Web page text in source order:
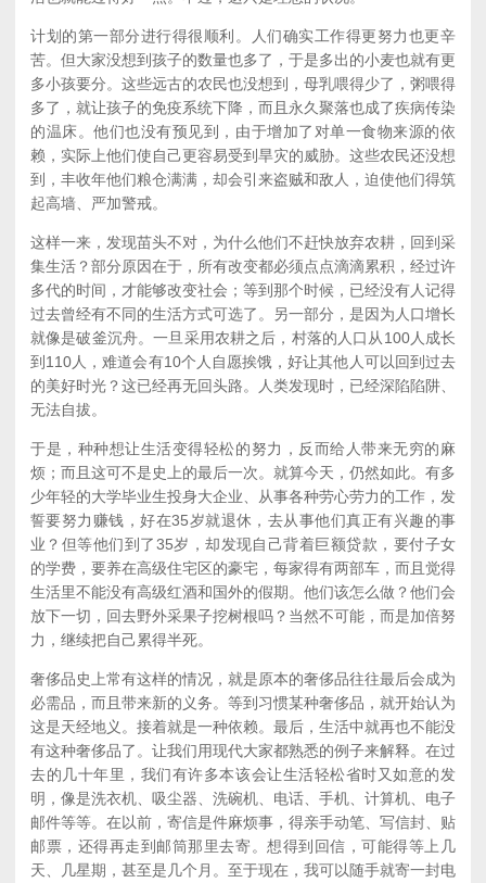
计划的第一部分进行得很顺利。人们确实工作得更努力也更辛
苦。但大家没想到孩子的数量也多了，于是多出的小麦也就有更
多小孩要分。这些远古的农民也没想到，母乳喂得少了，粥喂得
多了，就让孩子的免疫系统下降，而且永久聚落也成了疾病传染
的温床。他们也没有预见到，由于增加了对单一食物来源的依
赖，实际上他们使自己更容易受到旱灾的威胁。这些农民还没想
到，丰收年他们粮仓满满，却会引来盗贼和敌人，迫使他们得筑
起高墙、严加警戒。
这样一来，发现苗头不对，为什么他们不赶快放弃农耕，回到采
集生活？部分原因在于，所有改变都必须点点滴滴累积，经过许
多代的时间，才能够改变社会；等到那个时候，已经没有人记得
过去曾经有不同的生活方式可选了。另一部分，是因为人口增长
就像是破釜沉舟。一旦采用农耕之后，村落的人口从100人成长
到110人，难道会有10个人自愿挨饿，好让其他人可以回到过去
的美好时光？这已经再无回头路。人类发现时，已经深陷陷阱、
无法自拔。
于是，种种想让生活变得轻松的努力，反而给人带来无穷的麻
烦；而且这可不是史上的最后一次。就算今天，仍然如此。有多
少年轻的大学毕业生投身大企业、从事各种劳心劳力的工作，发
誓要努力赚钱，好在35岁就退休，去从事他们真正有兴趣的事
业？但等他们到了35岁，却发现自己背着巨额贷款，要付子女
的学费，要养在高级住宅区的豪宅，每家得有两部车，而且觉得
生活里不能没有高级红酒和国外的假期。他们该怎么做？他们会
放下一切，回去野外采果子挖树根吗？当然不可能，而是加倍努
力，继续把自己累得半死。
奢侈品史上常有这样的情况，就是原本的奢侈品往往最后会成为
必需品，而且带来新的义务。等到习惯某种奢侈品，就开始认为
这是天经地义。接着就是一种依赖。最后，生活中就再也不能没
有这种奢侈品了。让我们用现代大家都熟悉的例子来解释。在过
去的几十年里，我们有许多本该会让生活轻松省时又如意的发
明，像是洗衣机、吸尘器、洗碗机、电话、手机、计算机、电子
邮件等等。在以前，寄信是件麻烦事，得亲手动笔、写信封、贴
邮票，还得再走到邮筒那里去寄。想得到回信，可能得等上几
天、几星期，甚至是几个月。至于现在，我可以随手就寄一封电